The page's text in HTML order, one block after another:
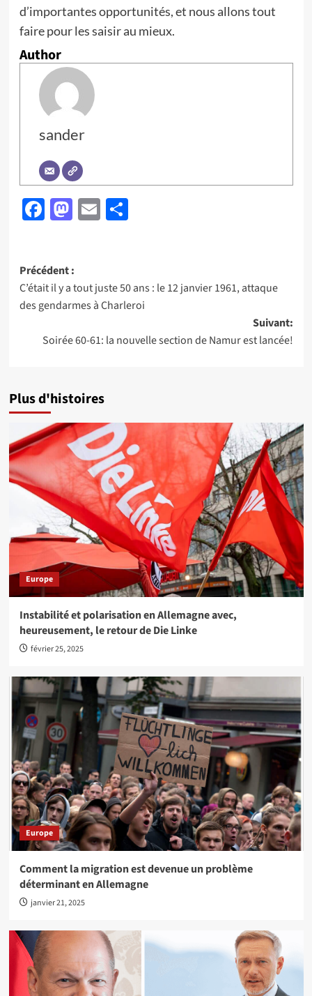
d’importantes opportunités, et nous allons tout
faire pour les saisir au mieux.
Author
sander
Facebook
Mastodon
EmailPartager
Navigation
d’article
Précédent :
C’était il y a tout juste 50 ans : le 12 janvier 1961, attaque
des gendarmes à Charleroi
Suivant:
Soirée 60-61: la nouvelle section de Namur est lancée!
Plus d'histoires
Europe
Instabilité et polarisation en Allemagne avec,
heureusement, le retour de Die Linke
février 25, 2025
Europe
Comment la migration est devenue un problème
déterminant en Allemagne
janvier 21, 2025